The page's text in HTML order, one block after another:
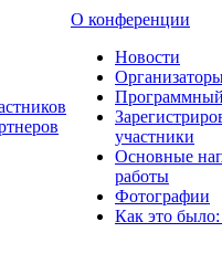
О конференции
Новости
участники
Основные
работы
Фотографии
Как это